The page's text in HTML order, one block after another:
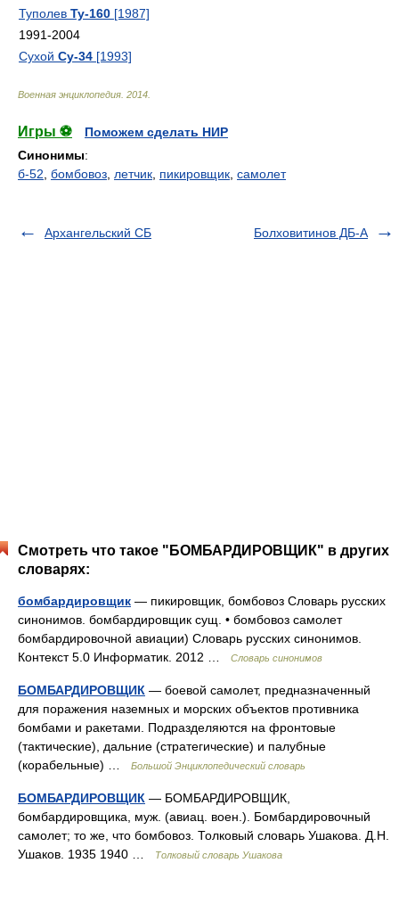
Туполев Ту-160 [1987]
1991-2004
Сухой Су-34 [1993]
Военная энциклопедия 2014
Игры ⚽
Поможем сделать НИР
Синонимы:
б-52 бомбовоз летчик пикировщик самолет
Архангельский СБ Болховитинов ДБ-А
Смотреть что такое "БОМБАРДИРОВЩИК" в других
словарях:
бомбардировщик — пикировщик, бомбовоз Словарь русских
синонимов. бомбардировщик сущ. • бомбовоз самолет
бомбардировочной авиации) Словарь русских синонимов.
Контекст 5.0 Информатик. 2012 …
Словарь синонимов
БОМБАРДИРОВЩИК — боевой самолет, предназначенный
для поражения наземных и морских объектов противника
бомбами и ракетами. Подразделяются на фронтовые
(тактические), дальние (стратегические) и палубные
(корабельные) …
Большой Энциклопедический словарь
БОМБАРДИРОВЩИК — БОМБАРДИРОВЩИК,
бомбардировщика, муж. (авиац. воен.). Бомбардировочный
самолет; то же, что бомбовоз. Толковый словарь Ушакова. Д.Н.
Ушаков. 1935 1940 …
Толковый словарь Ушакова